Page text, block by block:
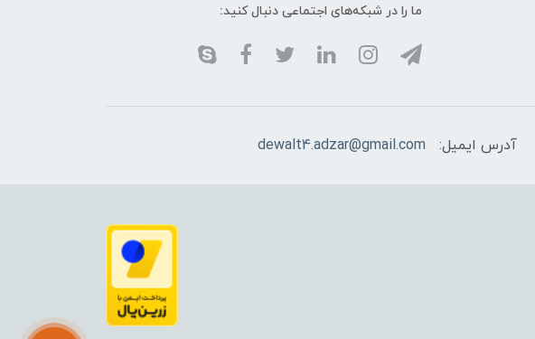
ما را در شبکه‌های اجتماعی دنبال کنید:
آدرس ایمیل: dewalt4.adzar@gmail.com